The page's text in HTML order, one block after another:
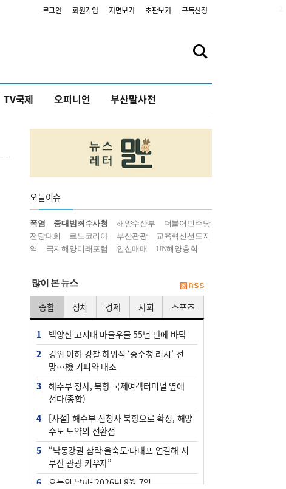
로그인 회원가입 지면보기 초판보기 구독신청
TV국제 오피니언 부산말사전
오늘이슈
폭염 중대범죄수사청 해양수산부
더불어민주당
전당대회
르노코리아 부산관광
교육혁신선도지
역
극지해양미래포럼 인신매매 UN해양총회
많이 본 뉴스
종합 정치 경제 사회 스포츠
1
백양산 고지대 마을우물 55년 만에 바닥
2
경위 이하 경찰 하위직 ‘중수청 러시’ 전
망…檢 기피와 대조
3
해수부 청사, 북항 국제여객터미널 옆에
선다(종합)
4
[사설] 해수부 신청사 북항으로 확정, 해양
수도 도약의 전환점
5
“낙동강권 삼락·을숙도·다대포 연결해 서
부산 관광 키우자”
6
오늘의 날씨- 2026년 8월 7일